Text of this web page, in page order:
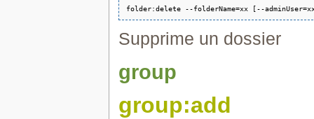
Supprime un dossier
group
group:add